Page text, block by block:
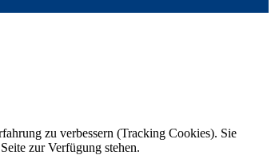
zu verbessern (Tracking Cookies). Sie
zur Verfügung stehen.